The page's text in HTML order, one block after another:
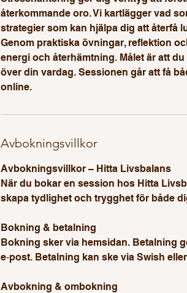
återkommande oro. Vi kartlägger vad
strategier som kan hjälpa dig att återfå
Genom praktiska övningar, reflektion
energi och återhämtning. Målet är att
över din vardag. Sessionen går att få
online.
Avbokningsvillkor
Avbokningsvillkor – Hitta Livsbalans
När du bokar en session hos Hitta
skapa tydlighet och trygghet för både
Bokning & betalning
Bokning sker via hemsidan. Betalning
e‑post. Betalning kan ske via Swish
Avbokning & ombokning